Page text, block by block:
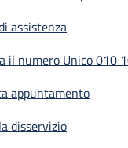
assistenza
il numero Unico 010
appuntamento
disservizio